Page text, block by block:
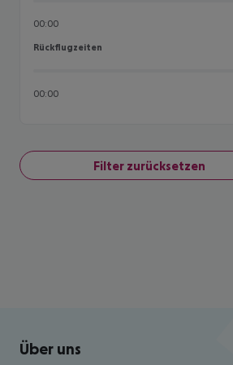
00:00
Rückflugzeiten
Rückflugzeiten
00:00
Filter zurücksetzen
Footer navigation
Über uns